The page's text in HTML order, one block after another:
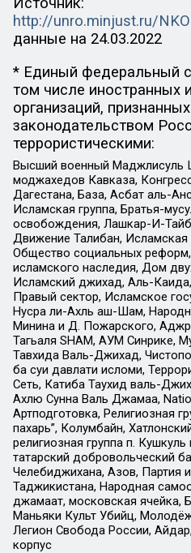
http://unro.minjust.ru/
данные на 24.03.2022
* Единый федеральный
том числе иностранных
организаций,
законодательством
террористическими:
Высший военный Маджлисуль
моджахедов Кавказа,
Дагестана, База, Асбат аль-
Исламская группа, Братья-
освобождения, Лашкар-И-
Движение Талибан, Исламская
Общество социальных
исламского наследия, Дом
Исламский джихад, Аль-
Правый сектор, Исламское
Нусра ли-Ахль аш-Шам,
Минина и Д. Пожарского, Аджр
Тагьаля SHAM, АУМ Синрике,
Тавхида Валь-Джихад,
ба суи давлати исломи,
Сеть, Катиба Таухид валь-
Ахлю Сунна Валь Джамаа,
Артподготовка, Религиозная
пахарь”, Колумбайн,
религиозная группа п.
татарский добровольческий
Челебиджихана, Азов, Партия
Таджикистана, Народная
джамаат, московская ячейка,
Маньяки Культ Убийц,
Легион Свобода России,
корпус